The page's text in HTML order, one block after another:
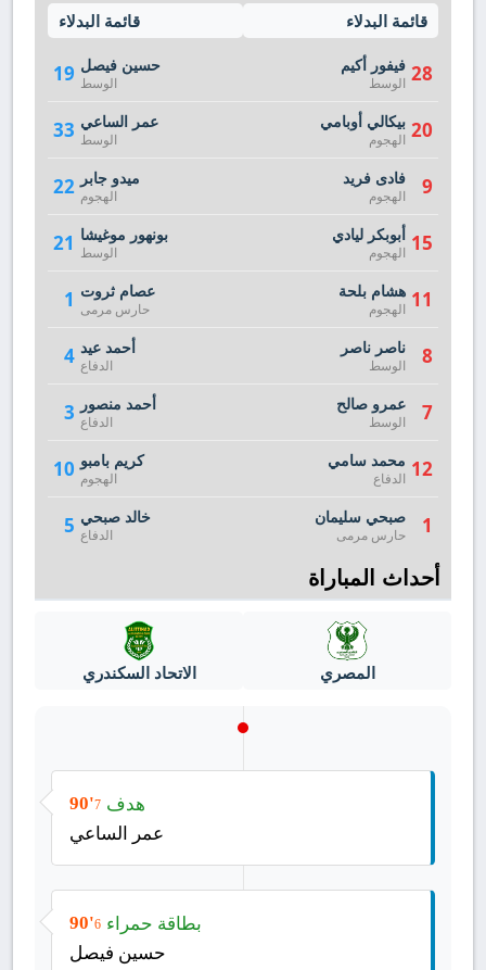
قائمة البدلاء
19 حسين فيصل
الوسط
33 عمر الساعي
الوسط
22 ميدو جابر
الهجوم
21 بونهور موغيشا
الوسط
1 عصام ثروت
حارس مرمى
4 أحمد عيد
الدفاع
3 أحمد منصور
الدفاع
10 كريم بامبو
الهجوم
5 خالد صبحي
الدفاع
قائمة البدلاء
28 فيفور أكيم
الوسط
20 بيكالي أوبامي
الهجوم
9 فادى فريد
الهجوم
15 أبوبكر ليادي
الهجوم
11 هشام بلحة
الهجوم
8 ناصر ناصر
الوسط
7 عمرو صالح
الوسط
12 محمد سامي
الدفاع
1 صبحي سليمان
حارس مرمى
أحداث المباراة
المصري الاتحاد السكندري
90'7 هدف
عمر الساعي
90'6 بطاقة حمراء
حسين فيصل